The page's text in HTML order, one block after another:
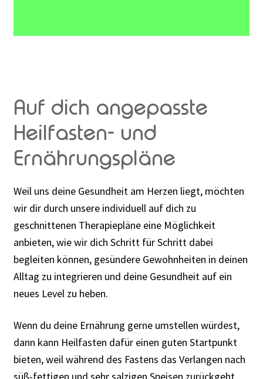
Auf dich angepasste
Heilfasten- und
Ernährungspläne
Weil uns deine Gesundheit am Herzen liegt, möchten
wir dir durch unsere individuell auf dich zu
geschnittenen Therapiepläne eine Möglichkeit
anbieten, wie wir dich Schritt für Schritt dabei
begleiten können, gesündere Gewohnheiten in deinen
Alltag zu integrieren und deine Gesundheit auf ein
neues Level zu heben.
Wenn du deine Ernährung gerne umstellen würdest,
dann kann Heilfasten dafür einen guten Startpunkt
bieten, weil während des Fastens das Verlangen nach